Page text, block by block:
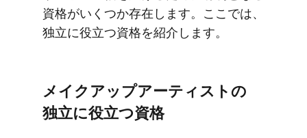
資格が​いくつか​存在します。​ここでは、​
独立に​役立つ資格を​紹介します。
メイクアップアーティストの​
独立に​役立つ資格